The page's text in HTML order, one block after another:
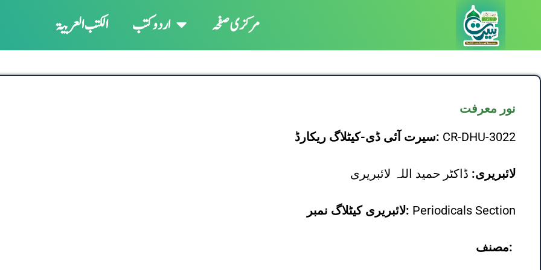
الکتب العربیۃ اردو کتب مرکزی صفحہ
نور معرفت
سیرت آئی ڈی-کیٹلاگ ریکارڈ: CR-DHU-3022
لائبریری: ڈاکٹر حمید اللہ لائبریری
لائبریری کیٹلاگ نمبر: Periodicals Section
مصنف: